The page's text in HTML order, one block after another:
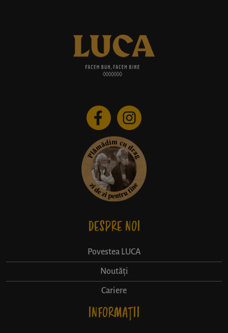
DESPRE NOI
Povestea LUCA
Noutăți
Cariere
INFORMAȚII